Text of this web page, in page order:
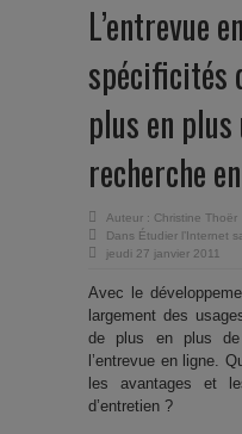
L’entrevue
spécificités
plus en
recherche
Auteur : Christine Thoër
Dans Étudier l’Internet
jeudi 27 janvier 2011
Avec le
largement des
de plus en plus de
l’entrevue en ligne.
les avantages et
d’entretien ?